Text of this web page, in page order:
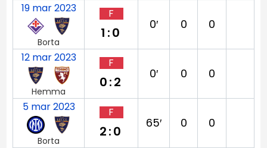
19 mar 2023
Borta
F
1:0
0′ 0 0
12 mar 2023
Hemma
F
0:2
0′ 0 0
5 mar 2023
Borta
F
2:0
65′ 0 0